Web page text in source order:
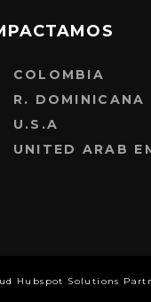
COLOMBIA
R. DOMINICANA
U.S.A
UNITED ARAB
Hubspot Solutions